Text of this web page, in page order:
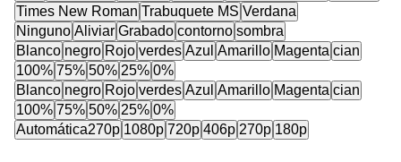
Times New Roman Trabuquete MS Verdana
Ninguno Aliviar Grabado contorno sombra
Blanco negro Rojo verdes Azul Amarillo Magenta cian
100% 75% 50% 25% 0%
Blanco negro Rojo verdes Azul Amarillo Magenta cian
100% 75% 50% 25% 0%
Automática270p 1080p 720p 406p 270p 180p